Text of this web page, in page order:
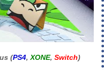
(PS4, XONE, Switch)